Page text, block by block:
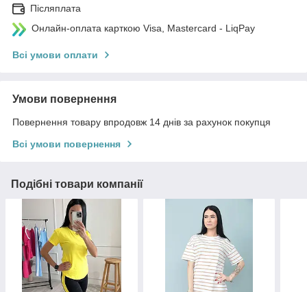
Післяплата
Онлайн-оплата карткою Visa, Mastercard - LiqPay
Всі умови оплати
Умови повернення
Повернення товару впродовж 14 днів за рахунок покупця
Всі умови повернення
Подібні товари компанії